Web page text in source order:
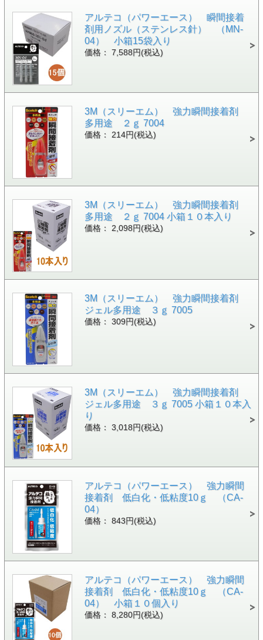
アルテコ（パワーエース） 瞬間接着
剤用ノズル（ステンレス針） （MN-
04） 小箱15袋入り
価格： 7,588円(税込)
3M（スリーエム） 強力瞬間接着剤
多用途 ２ｇ 7004
価格： 214円(税込)
3M（スリーエム） 強力瞬間接着剤
多用途 ２ｇ 7004 小箱１０本入り
価格： 2,098円(税込)
3M（スリーエム） 強力瞬間接着剤
ジェル多用途 ３ｇ 7005
価格： 309円(税込)
3M（スリーエム） 強力瞬間接着剤
ジェル多用途 ３ｇ 7005 小箱１０本入
り
価格： 3,018円(税込)
アルテコ（パワーエース） 強力瞬間
接着剤 低白化・低粘度10ｇ （CA-
04）
価格： 843円(税込)
アルテコ（パワーエース） 強力瞬間
接着剤 低白化・低粘度10ｇ （CA-
04） 小箱１０個入り
価格： 8,280円(税込)